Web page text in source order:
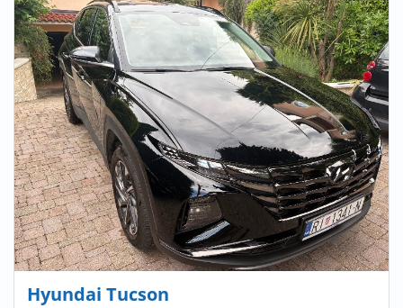
Hyundai Tucson